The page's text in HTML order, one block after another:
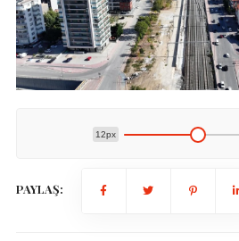
12px
PAYLAŞ: